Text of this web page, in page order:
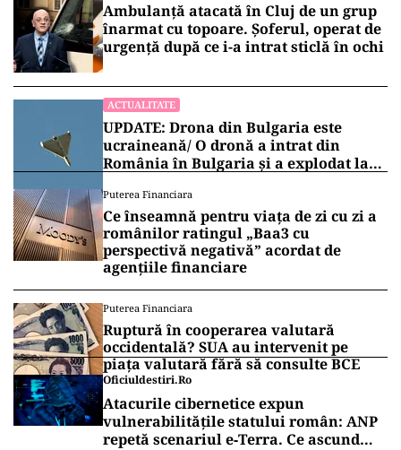
Ambulanță atacată în Cluj de un grup
înarmat cu topoare. Șoferul, operat de
urgență după ce i-a intrat sticlă în ochi
ACTUALITATE
UPDATE: Drona din Bulgaria este
ucraineană/ O dronă a intrat din
România în Bulgaria şi a explodat la
Puterea Financiara
Ce înseamnă pentru viața de zi cu zi a
românilor ratingul „Baa3 cu
perspectivă negativă” acordat de
agențiile financiare
Puterea Financiara
Ruptură în cooperarea valutară
occidentală? SUA au intervenit pe
piața valutară fără să consulte BCE
Oficiuldestiri.ro
Atacurile cibernetice expun
vulnerabilitățile statului român: ANP
repetă scenariul e‑Terra. Ce ascund